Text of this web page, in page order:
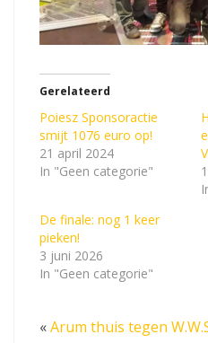
Gerelateerd
Poiesz Sponsoractie
smijt 1076 euro op!
21 april 2024
In "Geen categorie"
De finale: nog 1 keer
pieken!
3 juni 2026
In "Geen categorie"
«Arum thuis tegen